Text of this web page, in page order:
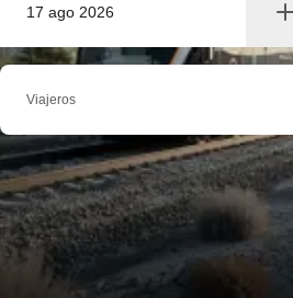
17 ago 2026
Viajeros